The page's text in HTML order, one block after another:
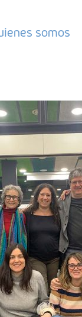
somos